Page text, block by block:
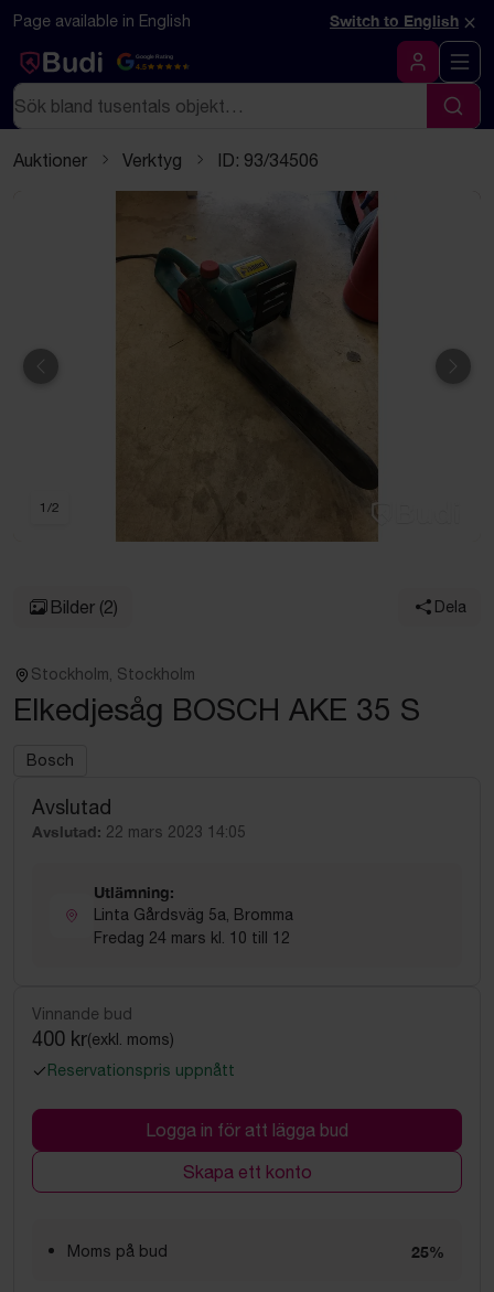
Hoppa till innehåll
Textbaserad (markdown) version av denna sida
Page available in English Switch to English ×
Google Rating
4.5
Logga in
Sök
Sök
Auktioner Verktyg ID: 93/34506
Föregående
1 /2
Bilder (2) Dela
Stockholm, Stockholm
Elkedjesåg BOSCH AKE 35 S
Bosch
Avslutad
Avslutad: 22 mars 2023 14:05
Utlämning:
Linta Gårdsväg 5a, Bromma
Fredag 24 mars kl. 10 till 12
Vinnande bud
400 kr(exkl. moms)
Reservationspris uppnått
Logga in för att lägga bud
Skapa ett konto
Moms på bud 25%